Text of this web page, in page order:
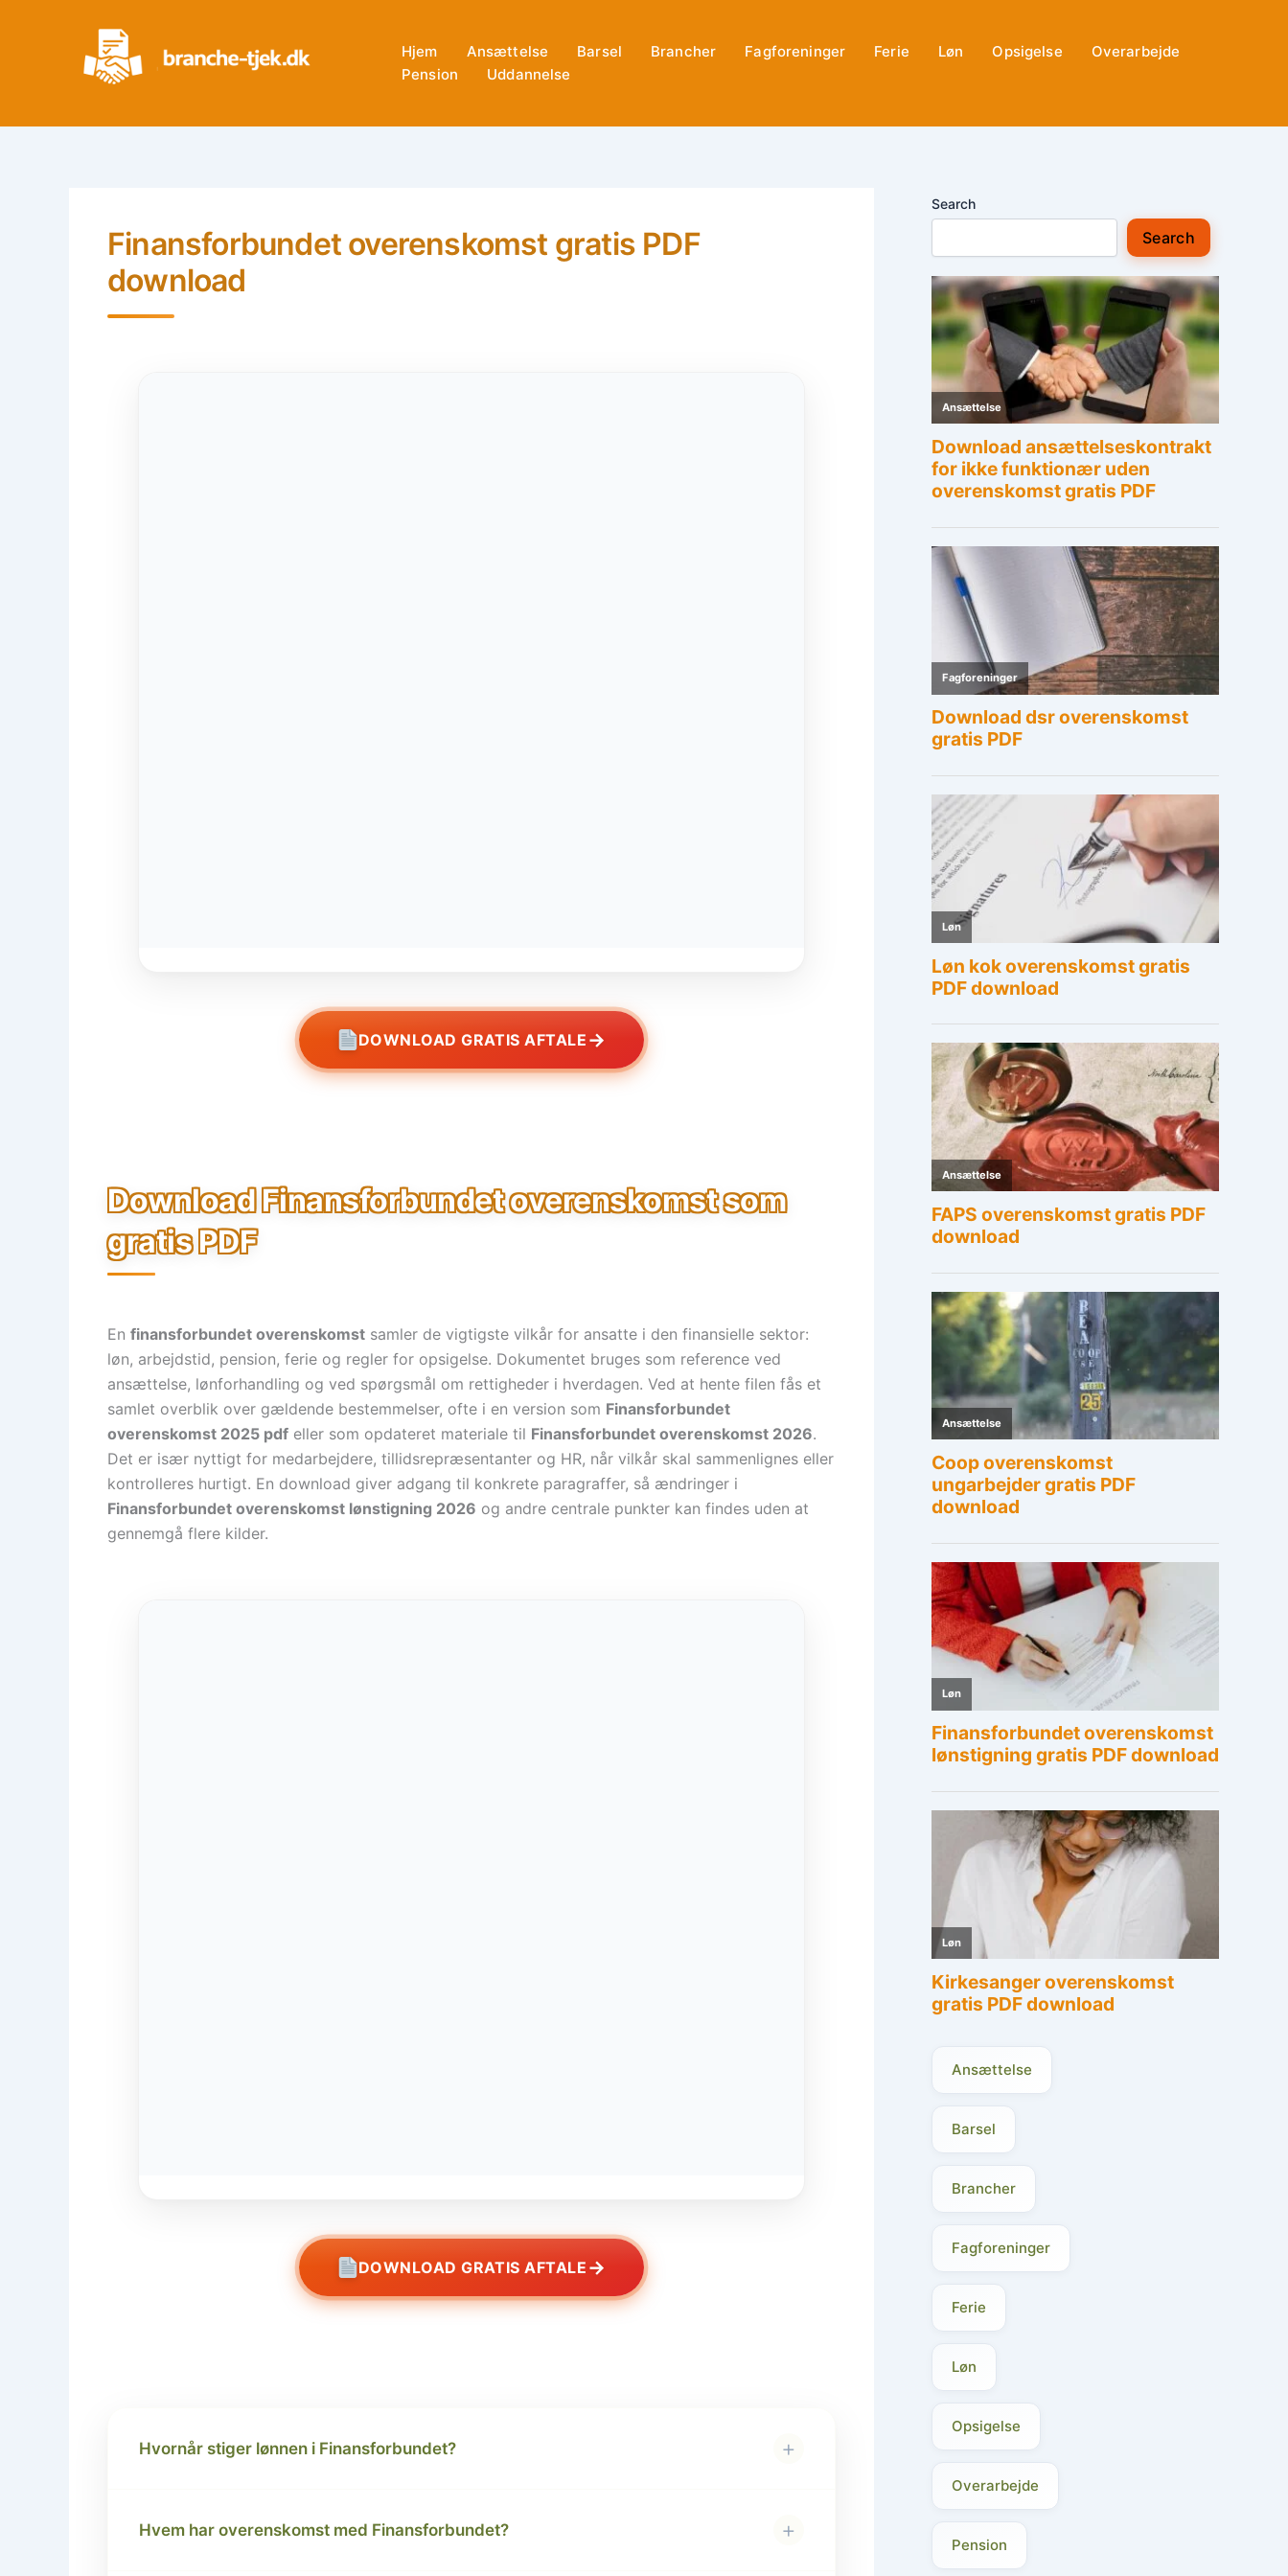
Hjem Ansættelse Barsel Brancher Fagforeninger Ferie Løn Opsigelse
Overarbejde
Pension
Uddannelse
Finansforbundet overenskomst gratis PDF
download
DOWNLOAD GRATIS AFTALE →
Download Finansforbundet overenskomst som
gratis PDF
En finansforbundet overenskomst samler de vigtigste vilkår for ansatte i den finansielle sektor:
løn, arbejdstid, pension, ferie og regler for opsigelse. Dokumentet bruges som reference ved
ansættelse, lønforhandling og ved spørgsmål om rettigheder i hverdagen. Ved at hente filen fås et
samlet overblik over gældende bestemmelser, ofte i en version som Finansforbundet
overenskomst 2025 pdf eller som opdateret materiale til Finansforbundet overenskomst 2026.
Det er især nyttigt for medarbejdere, tillidsrepræsentanter og HR, når vilkår skal sammenlignes eller
kontrolleres hurtigt. En download giver adgang til konkrete paragraffer, så ændringer i
Finansforbundet overenskomst lønstigning 2026 og andre centrale punkter kan findes uden at
gennemgå flere kilder.
DOWNLOAD GRATIS AFTALE →
Hvornår stiger lønnen i Finansforbundet? +
Hvem har overenskomst med Finansforbundet? +
Search
Search
Ansættelse
Barsel
Brancher
Fagforeninger
Ferie
Løn
Opsigelse
Overarbejde
Pension